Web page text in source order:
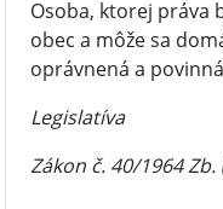
Osoba, ktorej práva
obec a môže sa
oprávnená a
Legislatíva
Zákon č. 40/1964